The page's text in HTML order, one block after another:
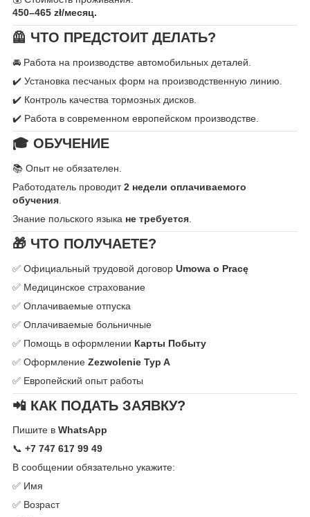
450–465 zł/месяц.
🦺 ЧТО ПРЕДСТОИТ ДЕЛАТЬ?
🚘 Работа на производстве автомобильных деталей.
✔️ Установка песчаных форм на производственную линию.
✔️ Контроль качества тормозных дисков.
✔️ Работа в современном европейском производстве.
🎓 ОБУЧЕНИЕ
📚 Опыт не обязателен.
Работодатель проводит2 недели оплачиваемого
обучения
Знание польского языка не требуется
🎁 ЧТО ПОЛУЧАЕТЕ?
✅ Официальный трудовой договор Umowa o Pracę
✅ Медицинское страхование
✅ Оплачиваемые отпуска
✅ Оплачиваемые больничные
✅ Помощь в оформлении Карты Побыту
✅ Оформление Zezwolenie Typ A
✅ Европейский опыт работы
📲 КАК ПОДАТЬ ЗАЯВКУ?
Пишите в WhatsApp
📞 +7 747 617 99 49
В сообщении обязательно укажите:
✅ Имя
✅ Возраст